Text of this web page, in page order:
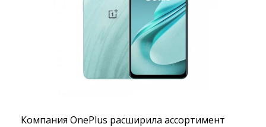
Компания OnePlus расширила ассортимент